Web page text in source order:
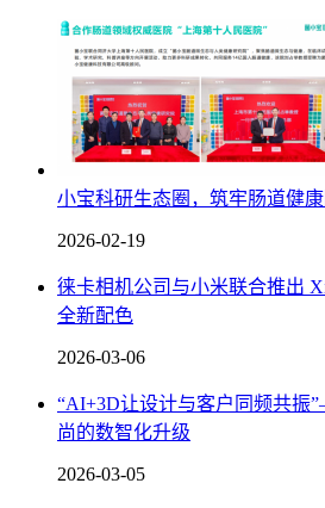
小宝科研生态圈，筑牢肠道健
2026-02-19
徕卡相机公司与小米联合推出
全新配色
2026-03-06
“AI+3D让设计与客户同频共振
尚的数智化升级
2026-03-05